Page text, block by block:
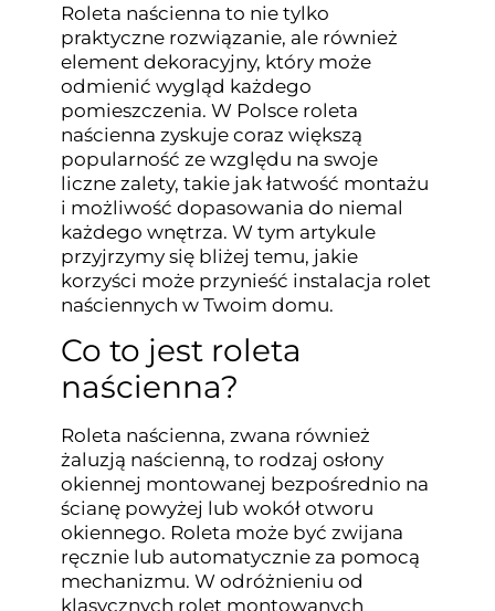
Roleta naścienna to nie tylko
praktyczne rozwiązanie, ale również
element dekoracyjny, który może
odmienić wygląd każdego
pomieszczenia. W Polsce roleta
naścienna zyskuje coraz większą
popularność ze względu na swoje
liczne zalety, takie jak łatwość montażu
i możliwość dopasowania do niemal
każdego wnętrza. W tym artykule
przyjrzymy się bliżej temu, jakie
korzyści może przynieść instalacja rolet
naściennych w Twoim domu.
Co to jest roleta
naścienna?
Roleta naścienna, zwana również
żaluzją naścienną, to rodzaj osłony
okiennej montowanej bezpośrednio na
ścianę powyżej lub wokół otworu
okiennego. Roleta może być zwijana
ręcznie lub automatycznie za pomocą
mechanizmu. W odróżnieniu od
klasycznych rolet montowanych